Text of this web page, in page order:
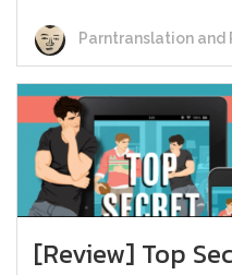
Parntranslation and
[Review] Top